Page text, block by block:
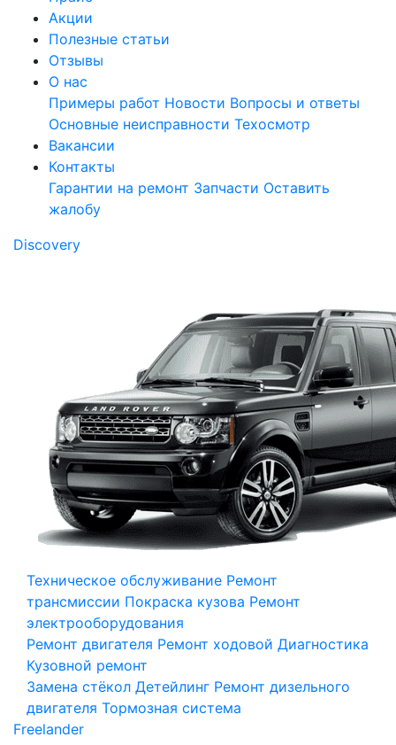
Акции
Полезные статьи
Отзывы
О нас
Примеры работ Новости Вопросы и ответы
Основные неисправности Техосмотр
Вакансии
Контакты
Гарантии на ремонт Запчасти Оставить
жалобу
Discovery
Техническое обслуживание Ремонт
трансмиссии Покраска кузова Ремонт
электрооборудования
Ремонт двигателя Ремонт ходовой Диагностика
Кузовной ремонт
Замена стёкол Детейлинг Ремонт дизельного
двигателя Тормозная система
Freelander